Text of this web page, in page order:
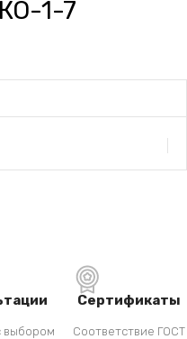
1-7
выбором
Сертификаты
Соответствие ГОСТ